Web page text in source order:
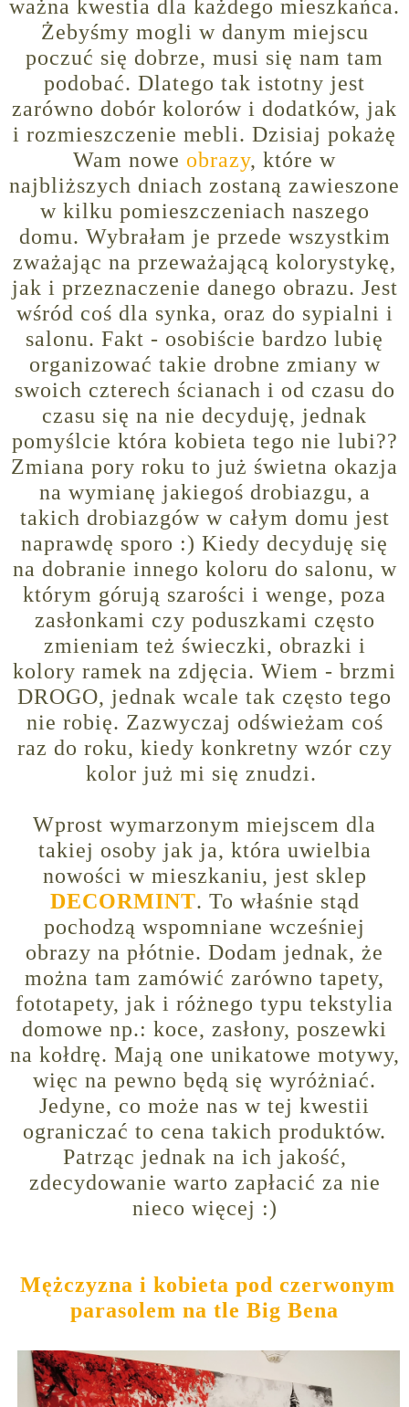
ważna kwestia dla każdego mieszkańca.
Żebyśmy mogli w danym miejscu
poczuć się dobrze, musi się nam tam
podobać. Dlatego tak istotny jest
zarówno dobór kolorów i dodatków, jak
i rozmieszczenie mebli. Dzisiaj pokażę
Wam nowe obrazy, które w
najbliższych dniach zostaną zawieszone
w kilku pomieszczeniach naszego
domu. Wybrałam je przede wszystkim
zważając na przeważającą kolorystykę,
jak i przeznaczenie danego obrazu. Jest
wśród coś dla synka, oraz do sypialni i
salonu. Fakt - osobiście bardzo lubię
organizować takie drobne zmiany w
swoich czterech ścianach i od czasu do
czasu się na nie decyduję, jednak
pomyślcie która kobieta tego nie lubi??
Zmiana pory roku to już świetna okazja
na wymianę jakiegoś drobiazgu, a
takich drobiazgów w całym domu jest
naprawdę sporo :) Kiedy decyduję się
na dobranie innego koloru do salonu, w
którym górują szarości i wenge, poza
zasłonkami czy poduszkami często
zmieniam też świeczki, obrazki i
kolory ramek na zdjęcia. Wiem - brzmi
DROGO, jednak wcale tak często tego
nie robię. Zazwyczaj odświeżam coś
raz do roku, kiedy konkretny wzór czy
kolor już mi się znudzi.
Wprost wymarzonym miejscem dla
takiej osoby jak ja, która uwielbia
nowości w mieszkaniu, jest sklep
DECORMINT. To właśnie stąd
pochodzą wspomniane wcześniej
obrazy na płótnie. Dodam jednak, że
można tam zamówić zarówno tapety,
fototapety, jak i różnego typu tekstylia
domowe np.: koce, zasłony, poszewki
na kołdrę. Mają one unikatowe motywy,
więc na pewno będą się wyróżniać.
Jedyne, co może nas w tej kwestii
ograniczać to cena takich produktów.
Patrząc jednak na ich jakość,
zdecydowanie warto zapłacić za nie
nieco więcej :)
Mężczyzna i kobieta pod czerwonym
parasolem na tle Big Bena